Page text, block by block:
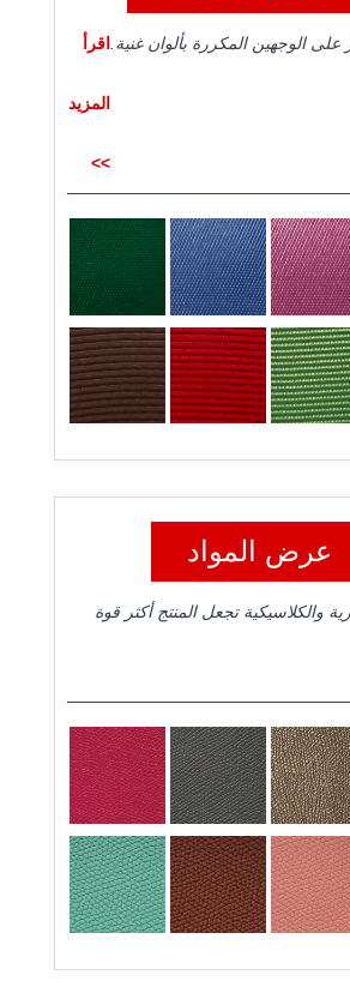
الوجهين المكررة بألوان غنية. اقرأ
المزيد
>>
عرض المواد
والكلاسيكية تجعل المنتج أكثر قوة